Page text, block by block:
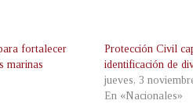
fortalecer
marinas
Protección Civil
identificación de
jueves, 3
En «Nacionales»